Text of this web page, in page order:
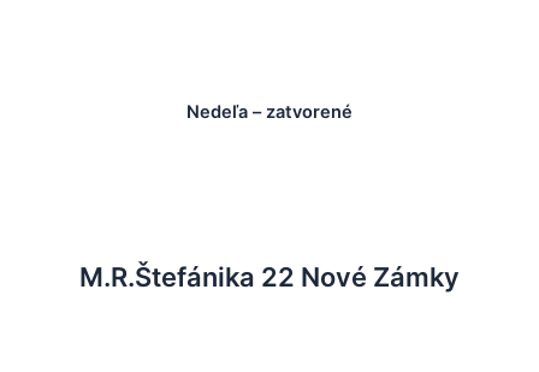
Nedeľa – zatvorené
M.R.Štefánika 22 Nové Zámky